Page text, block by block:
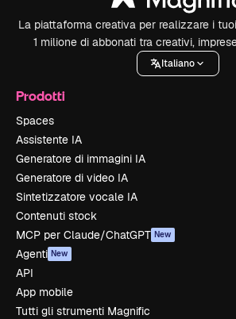
La piattaforma creativa per realizzare i
1 milione di abbonati tra creativi,
Italiano
Prodotti
Spaces
Assistente IA
Generatore di immagini IA
Generatore di video IA
Sintetizzatore vocale IA
Contenuti stock
MCP per Claude/ChatGPT New
Agenti New
API
App mobile
Tutti gli strumenti Magnific